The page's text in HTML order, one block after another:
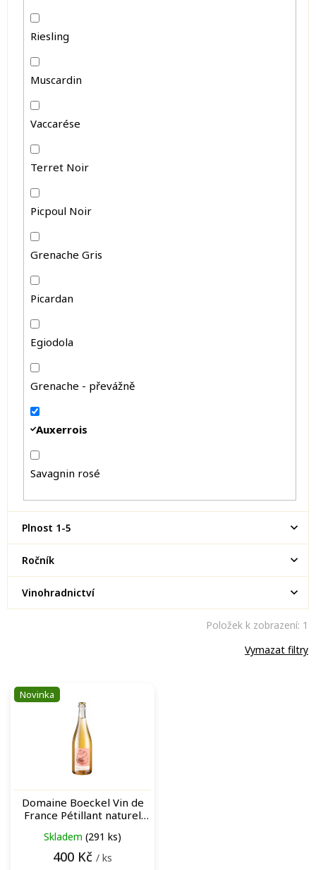
Riesling
Muscardin
Vaccarése
Terret Noir
Picpoul Noir
Grenache Gris
Picardan
Egiodola
Grenache - převážně
Auxerrois
Savagnin rosé
Plnost 1-5
Ročník
Vinohradnictví
Vymazat filtry
Položek k zobrazení: 1
V
o
Novinka
Domaine Boeckel Vin de
France Pétillant naturel
Skladem (291 ks)
400 Kč / ks